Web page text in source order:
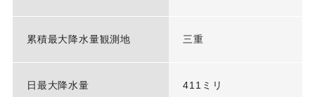
累積最大降水量観測地 三重
日最大降水量 411ミリ